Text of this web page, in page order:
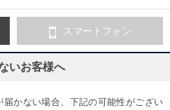
スマートフォン
いお客様へ
かない場合、下記の可能性がござい